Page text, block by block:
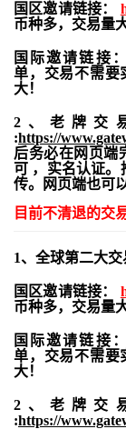
国区邀请链接：
币种多，交易量大
国际邀请链接：
单，交易不需要
大！
2、老牌交
:https://
后务必在网页端
可 ，实名认证。
传。网页端也可
目前不清退的交
1、全球第二大交
国区邀请链接：
币种多，交易量大
国际邀请链接：
单，交易不需要
大！
2、老牌交
:https://